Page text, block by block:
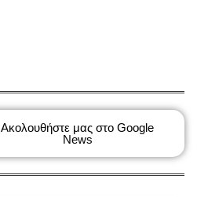
Ακολουθήστε μας στο Google
News